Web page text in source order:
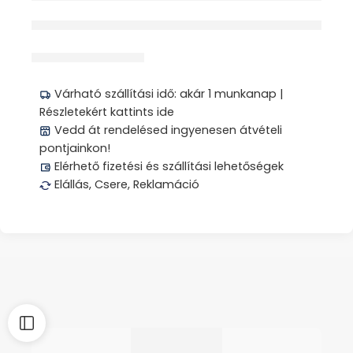
Várható szállítási idő: akár 1 munkanap |
Részletekért kattints ide
Vedd át rendelésed ingyenesen átvételi
pontjainkon!
Elérhető fizetési és szállítási lehetőségek
Elállás, Csere, Reklamáció